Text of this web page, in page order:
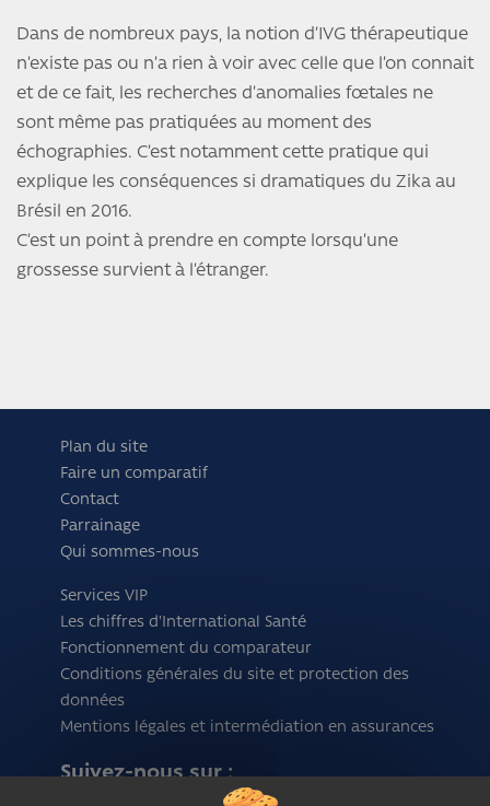
Dans de nombreux pays, la notion d’IVG thérapeutique
n’existe pas ou n’a rien à voir avec celle que l’on connait
et de ce fait, les recherches d’anomalies fœtales ne
sont même pas pratiquées au moment des
échographies. C’est notamment cette pratique qui
explique les conséquences si dramatiques du Zika au
Brésil en 2016.
C’est un point à prendre en compte lorsqu’une
grossesse survient à l’étranger.
Plan du site
Faire un comparatif
Contact
Parrainage
Qui sommes-nous
Services VIP
Les chiffres d'International Santé
Fonctionnement du comparateur
Conditions générales du site et protection des
données
Mentions légales et intermédiation en assurances
Suivez-nous sur :